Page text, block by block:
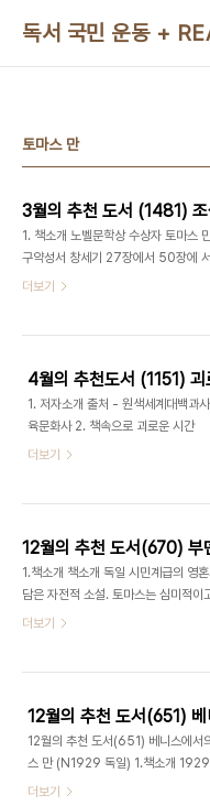
독서 국민 운동 +
토마스 만
1. 책소개 노벨문학상 수상자 토마스
구약성서 창세기 27장에서 50장에
야콥과 요젭에 대한 이야기를 바탕으로
에 이르는 방대한 양의 장편소설이다.
인터넷 교보문고 제공 2. 저자소개 T.
《부덴브로크 일가》 노벨문학상의 상
《부덴브로크가의 사람들》의 무대가
건물 만가(家)에 대대로 전래되는 성서.
오리엔트의 유대 전설과 바빌론·이집
더보기
1. 저자소개 출처 - 원색세계대백과
육문화사 2. 책속으로 괴로운 시간
더보기
1.책소개 책소개 독일 시민계급의 영
담은 자전적 소설. 토마스는 심미적이
충동을 지닌 반면, 할아버지로부터 물
려 한다. 이 극복 의지는 처음에는 자
지만 시간이 지날수록 점차 그에게 긴
더해 준다. 결국 그의 내면에 들끓는
과 시민 생활을 영위하고자 하는 그의
갈등을 불러일으키고 그의 모습은 점
더보기
12월의 추천 도서(651) 베니스에서
스 만 (N1929 독일) 1.책소개 1929
상한 독일작가의 단편집. 경건한 시민
더보기